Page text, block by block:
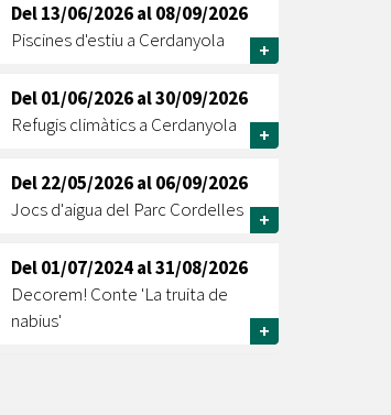
Catàleg de Serveis i Tràmits
Del13/06/2026al08/09/2026
Piscines d'estiu a Cerdanyola
+
Del01/06/2026al30/09/2026
Refugis climàtics a Cerdanyola
+
Del22/05/2026al06/09/2026
Jocs d'aigua del Parc Cordelles
+
Del01/07/2024al31/08/2026
Decorem! Conte 'La truita de
nabius'
+